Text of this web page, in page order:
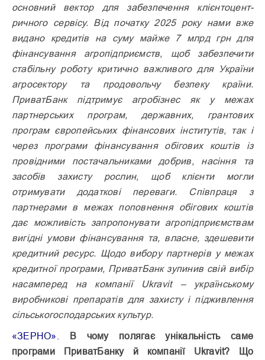
основний вектор для забезпечення клієнтоцент­
ричного сервісу. Від початку 2025 року нами вже
видано кредитів на суму майже 7 млрд грн для
фінансування агропідприємств, щоб забезпечити
стабільну роботу критично важливого для України
агросектору та продовольчу безпеку країни.
ПриватБанк підтримує агробізнес як у межах
партнерських прог­рам, державних, грантових
програм європейських фінансових інститутів, так і
через програми фінансування обігових коштів із
провідними постачальниками добрив, насіння та
засобів захисту рослин, щоб клієнти могли
отримувати додаткові переваги. Співпраця з
партнерами в межах поповнення обігових коштів
дає можливість запропонувати агропідприємствам
вигідні умови фінансування та, власне, здешевити
кредитний ресурс. Щодо вибору партнерів у межах
кредитної програми, ПриватБанк зупинив свій вибір
насамперед на компанії Ukravit – українському
виробникові препаратів для захисту і підживлення
сільськогосподарських культур.
«ЗЕРНО».
В чому полягає унікальність саме
програми ПриватБанку й компанії Ukravit? Що